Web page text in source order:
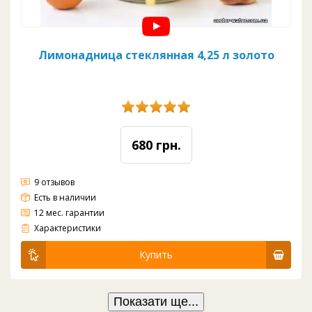
Лимонадница стеклянная 4,25 л золото
680 грн.
9 отзывов
Есть в наличии
12 мес. гарантии
Материал: стекло
Вода: комнатная
Цвет: прозрачный
Кран: пластик
Объем: 4,25 л
Диаметр: 165 мм
Высота: 275 мм
Характеристики
Купить
Показати ще...